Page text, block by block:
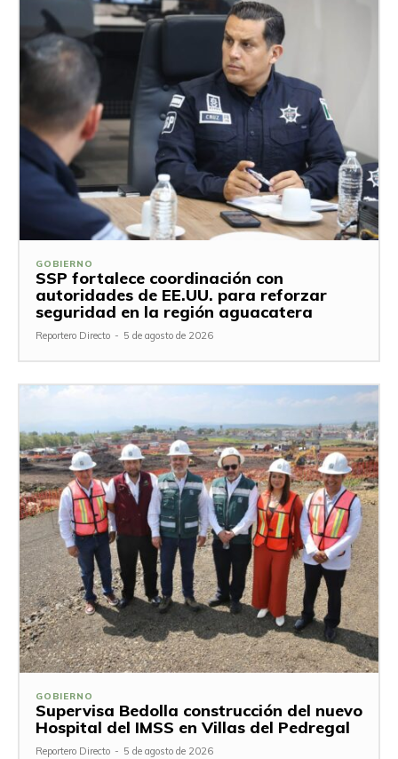
GOBIERNO
SSP fortalece coordinación con
autoridades de EE.UU. para reforzar
seguridad en la región aguacatera
Reportero Directo - 5 de agosto de 2026
GOBIERNO
Supervisa Bedolla construcción del nuevo
Hospital del IMSS en Villas del Pedregal
Reportero Directo - 5 de agosto de 2026